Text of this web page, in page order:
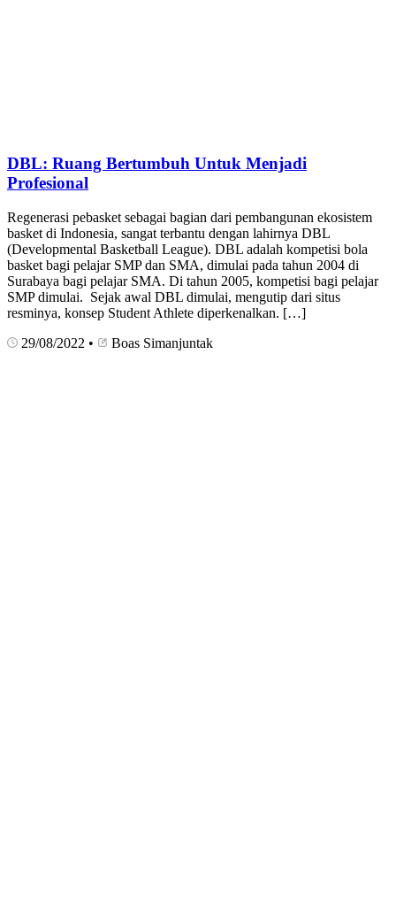
DBL: Ruang Bertumbuh Untuk Menjadi
Profesional
Regenerasi pebasket sebagai bagian dari pembangunan ekosistem
basket di Indonesia, sangat terbantu dengan lahirnya DBL
(Developmental Basketball League). DBL adalah kompetisi bola
basket bagi pelajar SMP dan SMA, dimulai pada tahun 2004 di
Surabaya bagi pelajar SMA. Di tahun 2005, kompetisi bagi pelajar
SMP dimulai. Sejak awal DBL dimulai, mengutip dari situs
resminya, konsep Student Athlete diperkenalkan. […]
29/08/2022 • Boas Simanjuntak